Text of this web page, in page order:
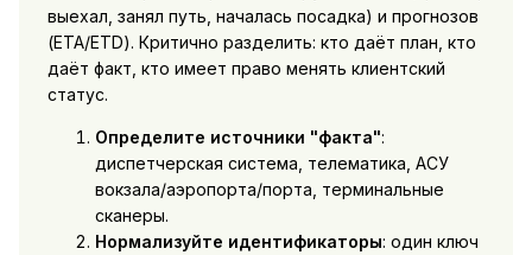
выехал, занял путь, началась посадка) и прогнозов
(ETA/ETD). Критично разделить: кто даёт план, кто
даёт факт, кто имеет право менять клиентский
статус.
Определите источники "факта":
диспетчерская система, телематика, АСУ
вокзала/аэропорта/порта, терминальные
сканеры.
Нормализуйте идентификаторы: один ключ